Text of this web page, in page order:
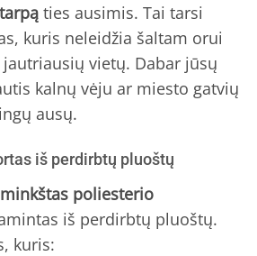
ties ausimis. Tai tarsi
kuris neleidžia šaltam orui
vietų. Dabar jūsų
kalnų vėju ar miesto gatvių
ausų.
iš perdirbtų pluoštų
minkštas poliesterio
iš perdirbtų pluoštų.
kuris: